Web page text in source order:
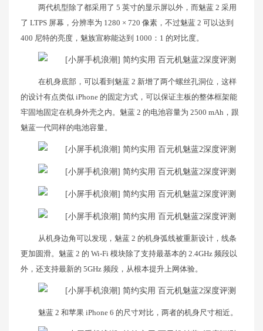
两代机型除了都采用了 5 英寸的显示屏以外，而魅蓝 2 采用
了 LTPS 屏幕，分辨率为 1280 × 720 像素，不过魅蓝 2 可以达到
400 尼特的亮度，魅族宣称能达到 1000：1 的对比度。
在机身底部，可以看到魅蓝 2 新增了两个螺丝孔洞位，这样
的设计有点类似 iPhone 的固定方式，可以保证主板的整体框架能
牢固地固定在机身外壳之内。魅蓝 2 的电池容量为 2500 mAh，跟
魅蓝一代同样的电池容量。
从机身边角可以发现，魅蓝 2 的机身弧线被重新设计，线条
更加圆滑。魅蓝 2 的 Wi-Fi 模块除了支持最基本的 2.4GHz 频段以
外，还支持最新的 5GHz 频段，从根本提升上网体验。
魅蓝 2 和苹果 iPhone 6 的尺寸对比，两者的机身尺寸相近。